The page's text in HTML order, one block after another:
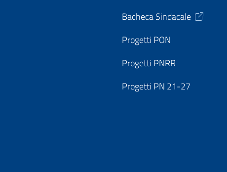
Bacheca Sindacale
Progetti PON
Progetti PNRR
Progetti PN 21-27